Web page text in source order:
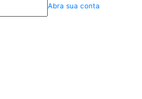
Abra sua conta